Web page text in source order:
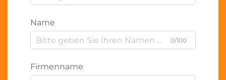
Name
0/100
Firmenname